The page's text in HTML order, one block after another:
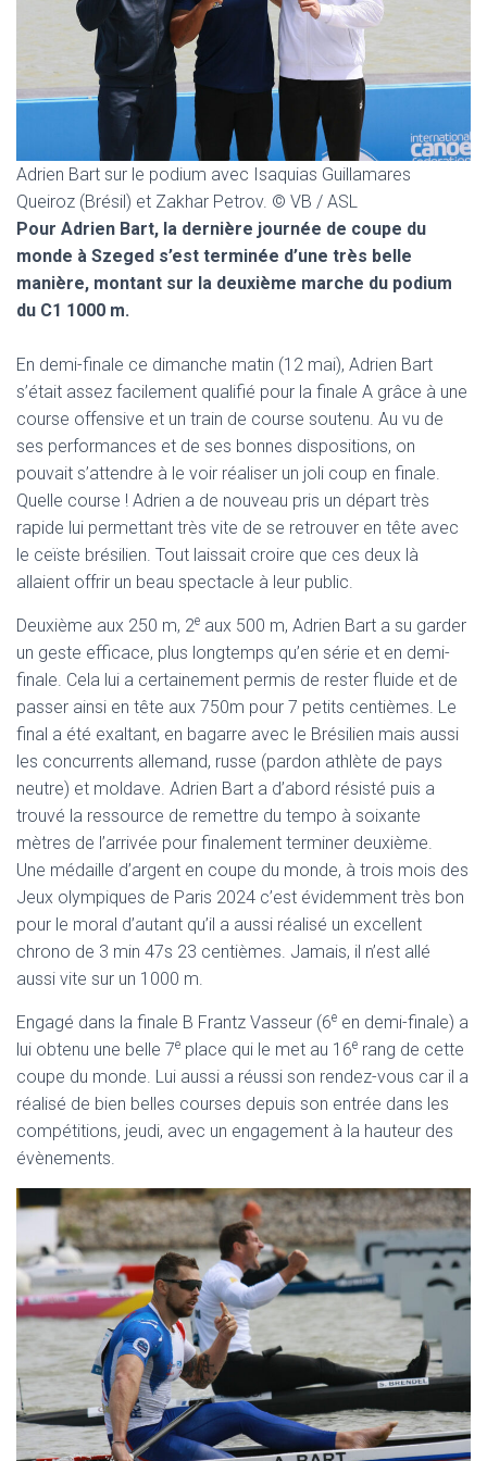
Adrien Bart sur le podium avec Isaquias Guillamares
Queiroz (Brésil) et Zakhar Petrov. © VB / ASL
Pour Adrien Bart, la dernière journée de coupe du
monde à Szeged s’est terminée d’une très belle
manière, montant sur la deuxième marche du podium
du C1 1000 m.
En demi-finale ce dimanche matin (12 mai), Adrien Bart
s’était assez facilement qualifié pour la finale A grâce à une
course offensive et un train de course soutenu. Au vu de
ses performances et de ses bonnes dispositions, on
pouvait s’attendre à le voir réaliser un joli coup en finale.
Quelle course ! Adrien a de nouveau pris un départ très
rapide lui permettant très vite de se retrouver en tête avec
le ceïste brésilien. Tout laissait croire que ces deux là
allaient offrir un beau spectacle à leur public.
Deuxième aux 250 m, 2e aux 500 m, Adrien Bart a su garder
un geste efficace, plus longtemps qu’en série et en demi-
finale. Cela lui a certainement permis de rester fluide et de
passer ainsi en tête aux 750m pour 7 petits centièmes. Le
final a été exaltant, en bagarre avec le Brésilien mais aussi
les concurrents allemand, russe (pardon athlète de pays
neutre) et moldave. Adrien Bart a d’abord résisté puis a
trouvé la ressource de remettre du tempo à soixante
mètres de l’arrivée pour finalement terminer deuxième.
Une médaille d’argent en coupe du monde, à trois mois des
Jeux olympiques de Paris 2024 c’est évidemment très bon
pour le moral d’autant qu’il a aussi réalisé un excellent
chrono de 3 min 47s 23 centièmes. Jamais, il n’est allé
aussi vite sur un 1000 m.
Engagé dans la finale B Frantz Vasseur (6e en demi-finale) a
lui obtenu une belle 7e place qui le met au 16e rang de cette
coupe du monde. Lui aussi a réussi son rendez-vous car il a
réalisé de bien belles courses depuis son entrée dans les
compétitions, jeudi, avec un engagement à la hauteur des
évènements.